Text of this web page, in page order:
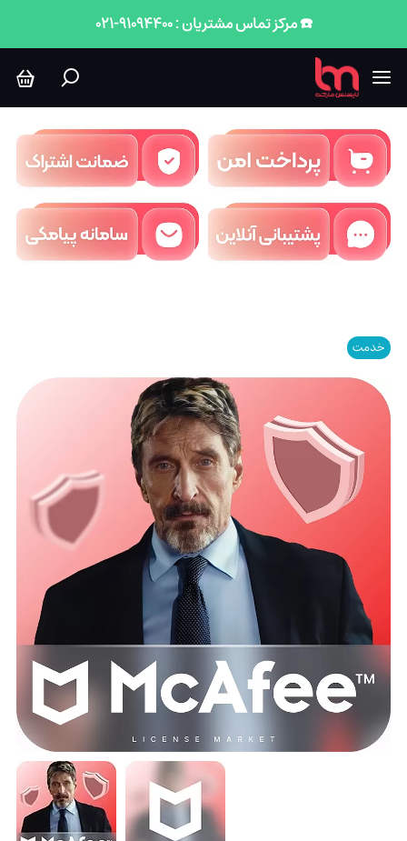
☎️ مرکز تماس مشتریان : 91094400-021
خدمت